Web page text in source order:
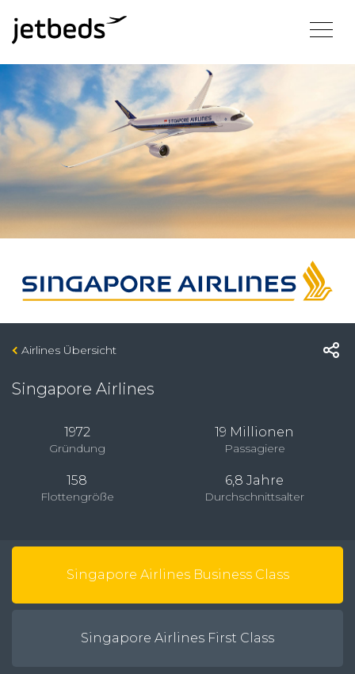
Airlines Übersicht
Singapore Airlines
1972
Gründung
19 Millionen
Passagiere
158
Flottengröße
6,8 Jahre
Durchschnittsalter
Singapore Airlines Business Class
Singapore Airlines First Class